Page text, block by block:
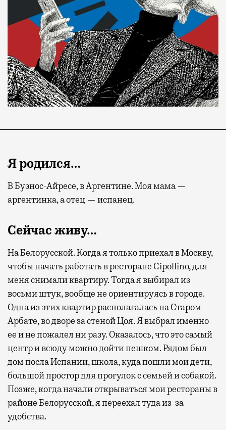
Я родился…
В Буэнос-Айресе, в Аргентине. Моя мама —
аргентинка, а отец — испанец.
Сейчас живу…
На Белорусской. Когда я только приехал в Москву,
чтобы начать работать в ресторане Cipollino, для
меня снимали квартиру. Тогда я выбирал из
восьми штук, вообще не ориентируясь в городе.
Одна из этих квартир располагалась на Старом
Арбате, во дворе за стеной Цоя. Я выбрал именно
ее и не пожалел ни разу. Оказалось, что это самый
центр и всюду можно дойти пешком. Рядом был
дом посла Испании, школа, куда пошли мои дети,
большой простор для прогулок с семьей и собакой.
Позже, когда начали открываться мои рестораны в
районе Белорусской, я переехал туда из-за
удобства.